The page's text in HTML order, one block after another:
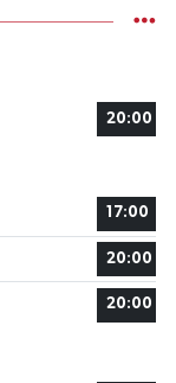
20:00
17:00
20:00
20:00